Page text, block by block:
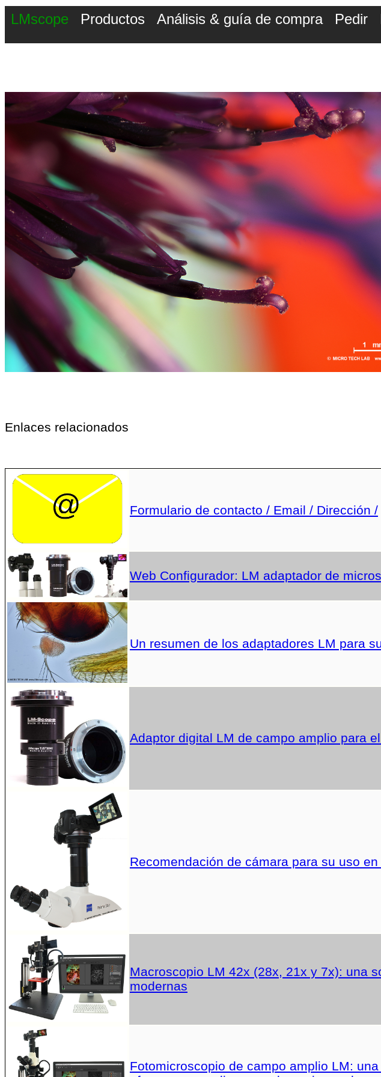
LMscope Productos Análisis & guía de compra Pedir
Enlaces relacionados
Formulario de contacto / Email / Dirección /
Web Configurador: LM adaptador de
Un resumen de los adaptadores LM para
Adaptor digital LM de campo amplio para
Recomendación de cámara para su uso
Macroscopio LM 42x (28x, 21x y 7x): una
modernas
Fotomicroscopio de campo amplio LM: